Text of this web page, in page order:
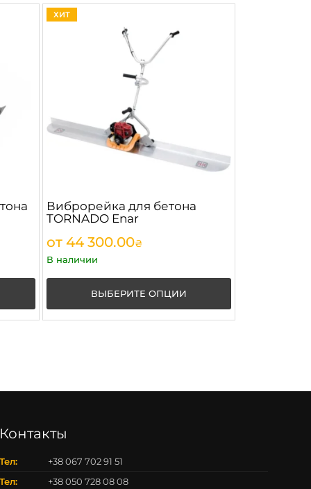
ХИТ
Виброрейка для бетона
TORNADO Enar
от 44 300.00₴
В наличии
ВЫБЕРИТЕ ОПЦИИ
Контакты
Тел:
+38 067 702 91 51
Тел:
+38 050 728 08 08